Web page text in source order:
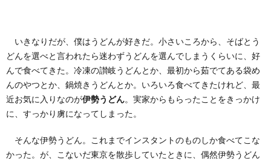
いきなりだが、僕はうどんが好きだ。小さいころから、そばとう
どんを選べと言われたら迷わずうどんを選んでしまうくらいに、好
んで食べてきた。冷凍の讃岐うどんとか、最初から茹でてある袋め
んのやつとか、鍋焼きうどんとか。いろいろ食べてきたけれど、最
近お気に入りなのが伊勢うどん。実家からもらったことをきっかけ
に、すっかり虜になってしまった。
そんな伊勢うどん。これまでインスタントのものしか食べてこな
かった。が、こないだ東京を散歩していたときに、偶然伊勢うどん